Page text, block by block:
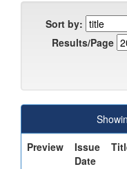
Sort by:
Results/Page
Preview
Issue
Date